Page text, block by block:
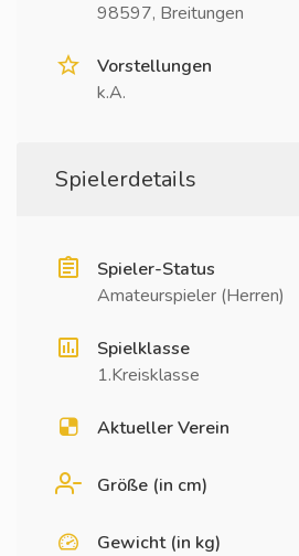
98597, Breitungen
Vorstellungen
k.A.
Spielerdetails
Spieler-Status
Amateurspieler (Herren)
Spielklasse
1.Kreisklasse
Aktueller Verein
Größe (in cm)
Gewicht (in kg)